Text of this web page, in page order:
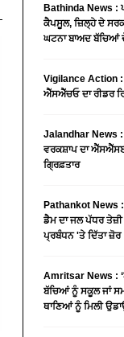
Bathinda News :
ਕੈਪਸੂਲ, ਜ਼ਿਲ੍ਹੇ ਦੇ
ਘਟਨਾ ਬਾਅਦ ਬੱਚਿਆਂ
Vigilance Action
ਐੱਸਐੱਚਓ ਦਾ ਰੀਡਰ
Jalandhar News
ਵਰਕਸ਼ਾਪ ਦਾ
ਗ੍ਰਿਫ਼ਤਾਰ
Pathankot News :
ਡੈਮ ਦਾ ਜਲ ਪੱਧਰ
ਪ੍ਰਬੰਧਨ 'ਤੇ ਦਿੱਤਾ ਜ਼ੋਰ
Amritsar News :
ਬੱਚਿਆਂ ਨੂੰ ਸਕੂਲ ਜਾਂ
ਥਾਣਿਆਂ ਨੂੰ ਮਿਲੀ